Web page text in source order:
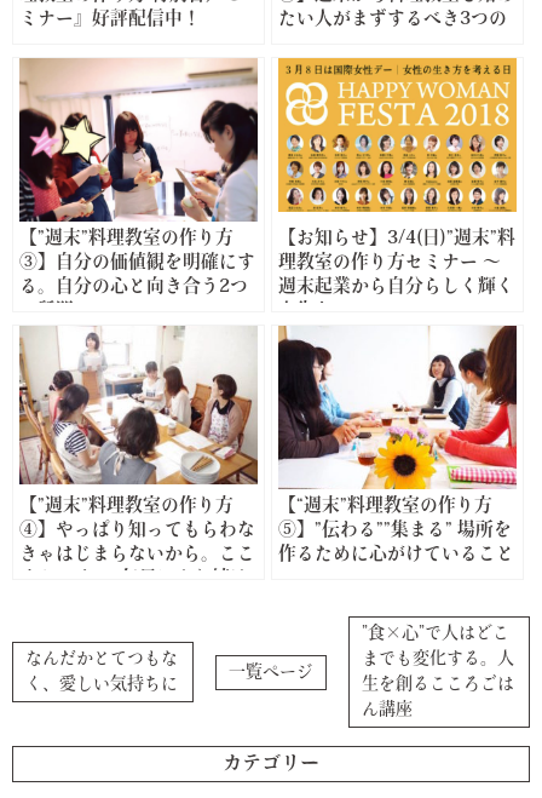
ミナー』好評配信中！
たい人がまずするべき3つの
【”週末”料理教室の作り方
③】自分の価値観を明確にす
る。自分の心と向き合う2つ
【お知らせ】3/4(日)”週末”料
理教室の作り方セミナー ～
週末起業から自分らしく輝く
【”週末”料理教室の作り方
④】やっぱり知ってもらわな
きゃはじまらないから。ここ
【“週末”料理教室の作り方
⑤】”伝わる””集まる” 場所を
作るために心がけていること
なんだかとてつもな
く、愛しい気持ちに
一覧ページ
”食×心”で人はどこ
までも変化する。人
生を創るこころごは
ん講座
カテゴリー